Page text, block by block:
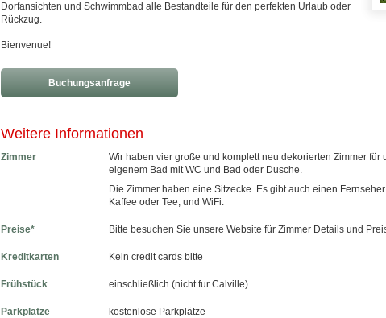
Dorfansichten und Schwimmbad alle Bestandteile für den perfekten Urlaub oder
Rückzug.
Bienvenue!
Buchungsanfrage
Weitere Informationen
Zimmer
Wir haben vier große und komplett neu dekorierten Zimmer für
eigenem Bad mit WC und Bad oder Dusche.
Die Zimmer haben eine Sitzecke. Es gibt auch einen
Kaffee oder Tee, und WiFi.
Preise* Bitte besuchen Sie unsere Website für Zimmer Details und
Kreditkarten Kein credit cards bitte
Frühstück einschließlich (nicht fur Calville)
Parkplätze kostenlose Parkplätze